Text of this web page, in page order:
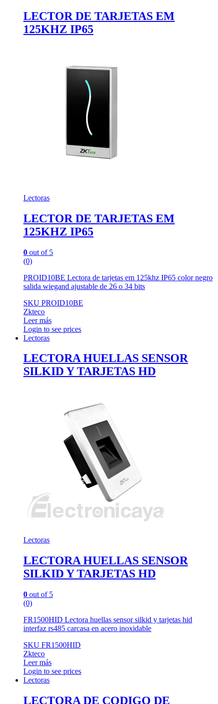
LECTOR DE TARJETAS EM
125KHZ IP65
Lectoras
LECTOR DE TARJETAS EM
125KHZ IP65
0 out of 5
(0)
PROID10BE Lectora de tarjetas em 125khz IP65 color negro
salida wiegand ajustable de 26 o 34 bits
SKU PROID10BE
Zkteco
Leer más
Login to see prices
Lectoras
LECTORA HUELLAS SENSOR
SILKID Y TARJETAS HD
Lectoras
LECTORA HUELLAS SENSOR
SILKID Y TARJETAS HD
0 out of 5
(0)
FR1500HID Lectora huellas sensor silkid y tarjetas hid
interfaz rs485 carcasa en acero inoxidable
SKU FR1500HID
Zkteco
Leer más
Login to see prices
Lectoras
LECTORA DE CODIGO DE